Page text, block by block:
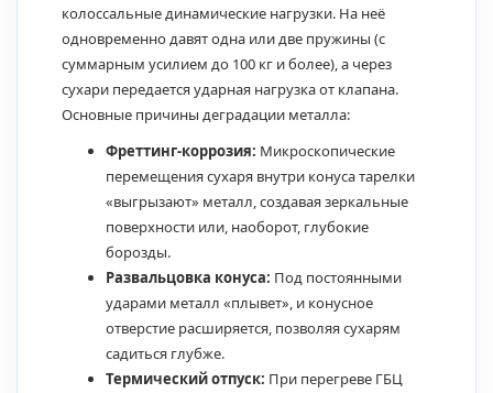
колоссальные динамические нагрузки. На неё
одновременно давят одна или две пружины (с
суммарным усилием до 100 кг и более), а через
сухари передается ударная нагрузка от клапана.
Основные причины деградации металла:
Фреттинг-коррозия: Микроскопические
перемещения сухаря внутри конуса тарелки
«выгрызают» металл, создавая зеркальные
поверхности или, наоборот, глубокие
борозды.
Развальцовка конуса: Под постоянными
ударами металл «плывет», и конусное
отверстие расширяется, позволяя сухарям
садиться глубже.
Термический отпуск: При перегреве ГБЦ